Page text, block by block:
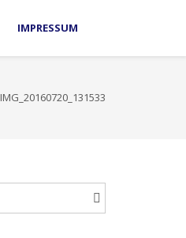
IMPRESSUM
IMG_20160720_131533